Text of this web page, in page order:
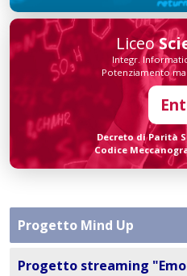
Liceo
Integr.
Potenziamento
Decreto di Parità
Codice
Progetto Mind Up
Progetto streaming